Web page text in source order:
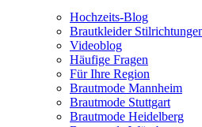
Hochzeits-Blog
Brautkleider
Videoblog
Häufige Fragen
Für Ihre Region
Brautmode Mannheim
Brautmode Stuttgart
Brautmode Heidelberg